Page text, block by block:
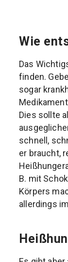
Wie
Das
finden.
sogar
Dies sollte
schnell,
er braucht,
B. mit
Körpers
allerdings